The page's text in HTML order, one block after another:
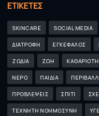
ΕΤΙΚΈΤΕΣ
SKINCARE SOCIAL MEDIA
ΔΙΑΤΡΟΦΗ ΕΓΚΕΦΑΛΟΣ
ΖΩΔΙΑ ΖΩΗ
ΝΕΡΟ ΠΑΙΔΙΑ
ΠΡΟΒΛΕΨΕΙΣ ΣΠΙΤΙ
ΤΕΧΝΗΤΗ ΝΟΗΜΟΣΥΝΗ